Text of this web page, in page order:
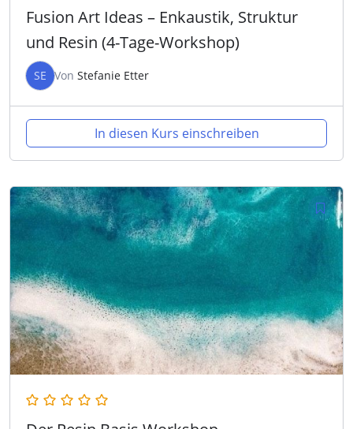
Fusion Art Ideas – Enkaustik, Struktur
und Resin (4-Tage-Workshop)
SE Von Stefanie Etter
In diesen Kurs einschreiben